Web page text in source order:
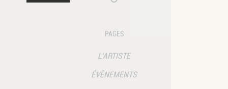
PAGES
L’ARTISTE
ÉVÈNEMENTS